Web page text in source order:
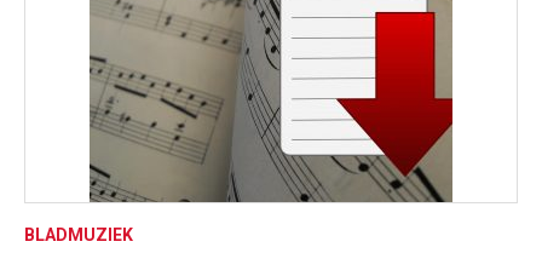
BLADMUZIEK